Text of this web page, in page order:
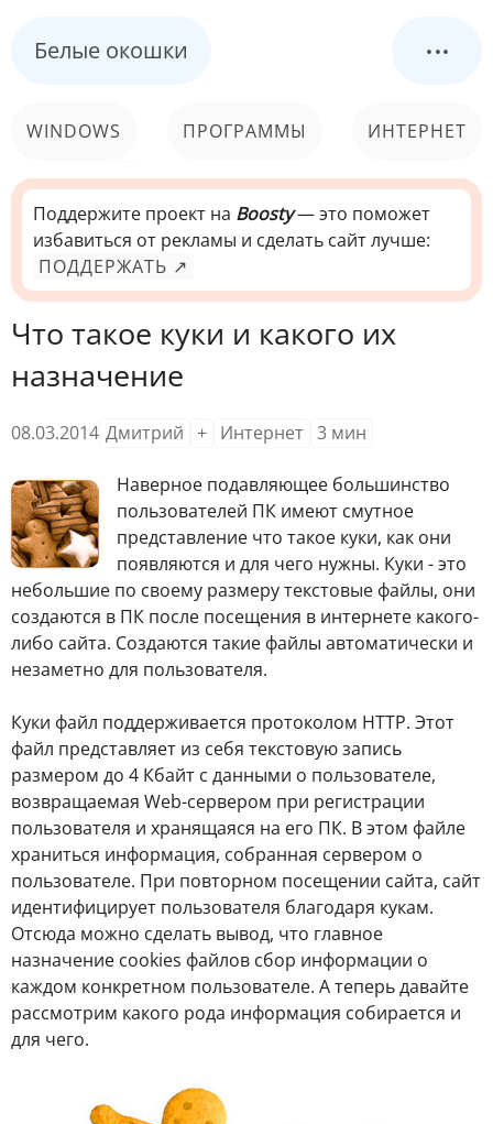
Белые окошки ...
WINDOWS ПРОГРАММЫ ИНТЕРНЕТ
КОМПЬЮТЕР
СИСТЕМА
Поддержите проект на Boosty— это поможет
избавиться от рекламы и сделать сайт лучше:
ПОДДЕРЖАТЬ ↗
Что такое куки и какого их
назначение
08.03.2014 Дмитрий + Интернет 3 мин
Наверное подавляющее большинство
пользователей ПК имеют смутное
представление что такое куки, как они
появляются и для чего нужны. Куки - это
небольшие по своему размеру текстовые файлы, они
создаются в ПК после посещения в интернете какого-
либо сайта. Создаются такие файлы автоматически и
незаметно для пользователя.
Куки файл поддерживается протоколом HTTP. Этот
файл представляет из себя текстовую запись
размером до 4 Кбайт с данными о пользователе,
возвращаемая Web-сервером при регистрации
пользователя и хранящаяся на его ПК. В этом файле
храниться информация, собранная сервером о
пользователе. При повторном посещении сайта, сайт
идентифицирует пользователя благодаря кукам.
Отсюда можно сделать вывод, что главное
назначение cookies файлов сбор информации о
каждом конкретном пользователе. А теперь давайте
рассмотрим какого рода информация собирается и
для чего.